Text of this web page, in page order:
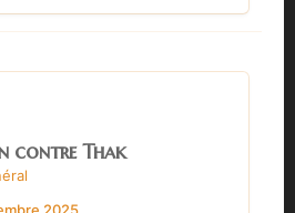
contre Thak